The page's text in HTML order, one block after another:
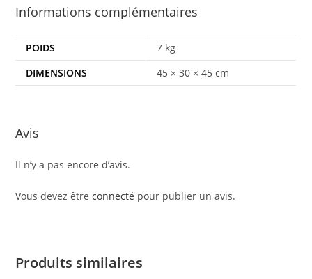
Informations complémentaires
POIDS
7 kg
DIMENSIONS
45 × 30 × 45 cm
Avis
Il n’y a pas encore d’avis.
Vous devez êtreconnecté pour publier un avis.
Produits similaires